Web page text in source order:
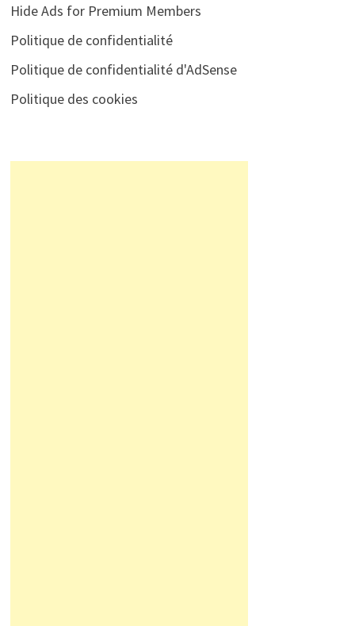
Hide Ads for Premium Members
Politique de confidentialité
Politique de confidentialité d'AdSense
Politique des cookies